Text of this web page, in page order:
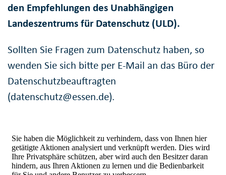
den Empfehlungen des Unabhängigen
Landeszentrums für Datenschutz (ULD).
Sollten Sie Fragen zum Datenschutz haben, so
wenden Sie sich bitte per E-Mail an das Büro der
Datenschutzbeauftragten
(datenschutz@essen.de).